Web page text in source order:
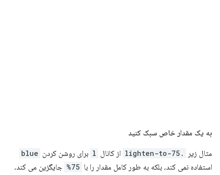
به یک مقدار خاص سبک کنید
مثال زیر .lighten-to-75 از کانال l برای روشن کردن blue
استفاده نمی کند، بلکه به طور کامل مقدار را با 75% جایگزین می کند.